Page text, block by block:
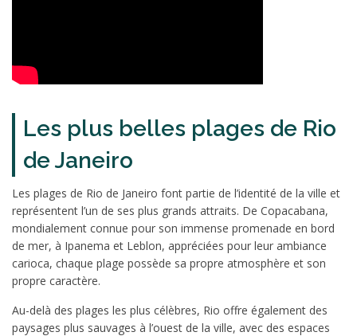
Les plus belles plages de Rio
de Janeiro
Les plages de Rio de Janeiro font partie de l’identité de la ville et
représentent l’un de ses plus grands attraits. De Copacabana,
mondialement connue pour son immense promenade en bord
de mer, à Ipanema et Leblon, appréciées pour leur ambiance
carioca, chaque plage possède sa propre atmosphère et son
propre caractère.
Au-delà des plages les plus célèbres, Rio offre également des
paysages plus sauvages à l’ouest de la ville, avec des espaces